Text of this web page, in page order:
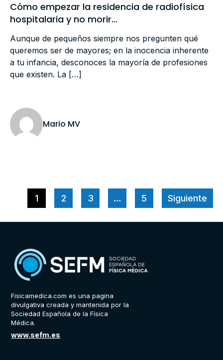
Cómo empezar la residencia de radiofísica
hospitalaria y no morir...
Aunque de pequeños siempre nos pregunten qué
queremos ser de mayores; en la inocencia inherente
a tu infancia, desconoces la mayoría de profesiones
que existen. La […]
Mario MV
1 2 3 … 5 Siguiente
Fisicamedica.com es una pagina
divulgativa creada y mantenida por la
Sociedad Española de la Física
Médica.
www.sefm.es